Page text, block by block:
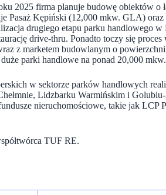
2025 firma planuje budowę obiektów o
Pasaż Kępiński (12,000 mkw. GLA)
drugiego etapu parku handlowego
drive-thru. Ponadto toczy się
z marketem budowlanym o
parki handlowe na ponad 20,000
w sektorze parków handlowych
Lidzbarku Warmińskim i
nieruchomościowe, takie jak LCP
TUF RE.